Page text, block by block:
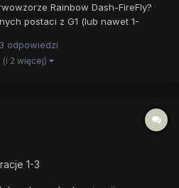
Rainbow Dash-FireFly?
postaci z G1 (lub nawet 1-
Pony - Rescue at Midnight Castle
również pojawia s...
odpowiedzi
(i 2 więcej)
1-3